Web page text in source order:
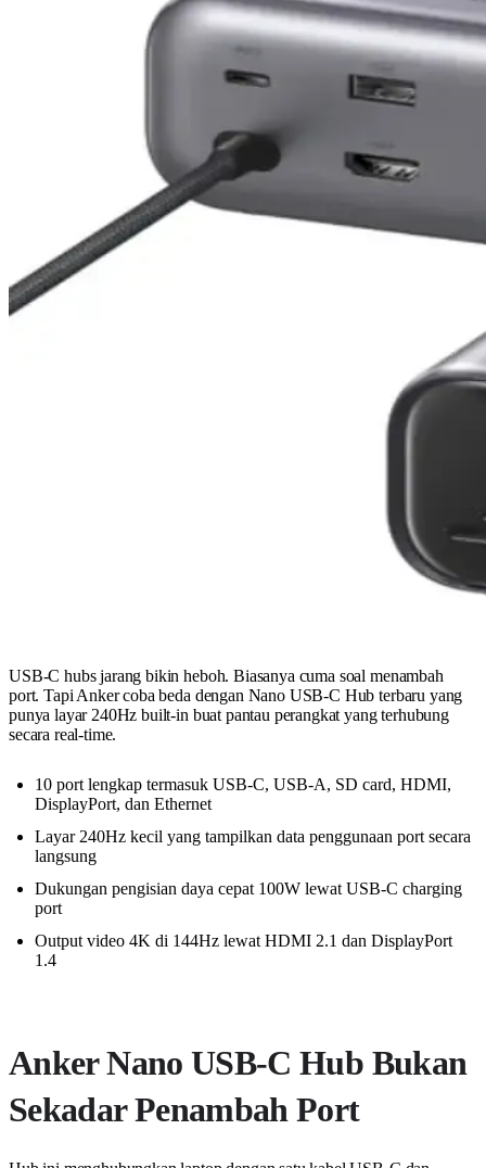
USB-C hubs jarang bikin heboh. Biasanya cuma soal menambah
port. Tapi Anker coba beda dengan Nano USB-C Hub terbaru yang
punya layar 240Hz built-in buat pantau perangkat yang terhubung
secara real-time.
10 port lengkap termasuk USB-C, USB-A, SD card, HDMI,
DisplayPort, dan Ethernet
Layar 240Hz kecil yang tampilkan data penggunaan port secara
langsung
Dukungan pengisian daya cepat 100W lewat USB-C charging
port
Output video 4K di 144Hz lewat HDMI 2.1 dan DisplayPort
1.4
Anker Nano USB-C Hub Bukan
Sekadar Penambah Port